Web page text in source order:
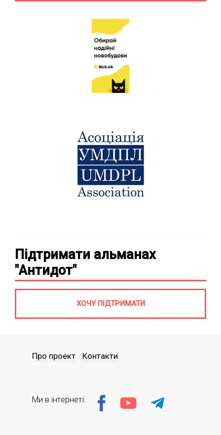
Підтримати альманах
"Антидот"
ХОЧУ ПІДТРИМАТИ
Про проект Контакти
Ми в інтернеті: